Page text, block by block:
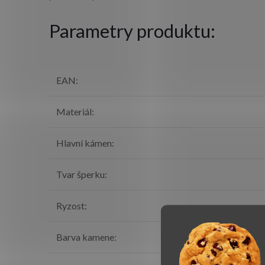
Parametry produktu:
EAN:
Materiál:
Hlavní kámen:
Tvar šperku:
Ryzost:
Barva kamene: